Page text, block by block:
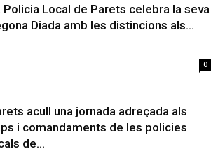
Policia Local de Parets celebra la seva
Diada amb les distincions als...
0
acull una jornada adreçada als
i comandaments de les policies
de...